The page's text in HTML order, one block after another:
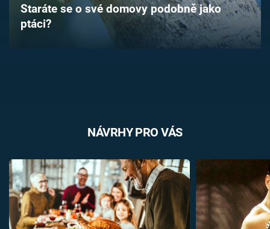
Sledujte prima+
Staráte se o své domovy podobně jako
ptáci?
NÁVRHY PRO VÁS